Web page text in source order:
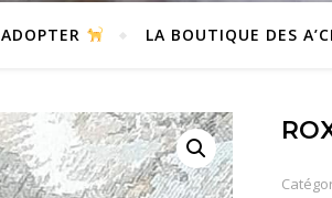
ADOPTER LA BOUTIQUE DES